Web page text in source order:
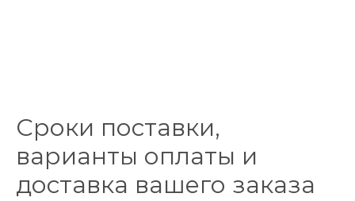
Сроки поставки,
варианты оплаты и
доставка вашего заказа